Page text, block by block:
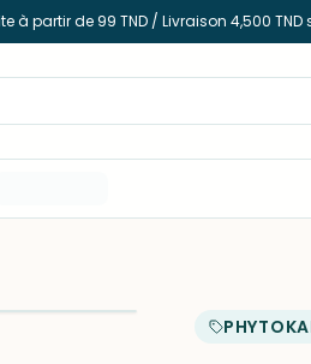
à partir de 99 TND / Livraison 4,500 TND